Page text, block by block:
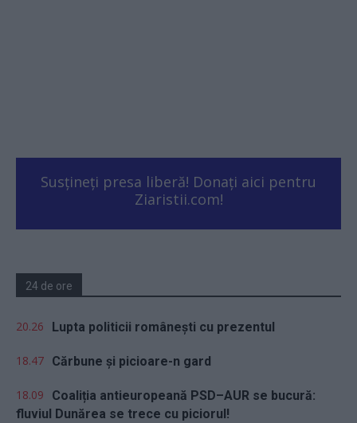
Susțineți presa liberă! Donați aici pentru
Ziaristii.com!
24 de ore
20.26 Lupta politicii românești cu prezentul
18.47 Cărbune și picioare-n gard
18.09
Coaliția antieuropeană PSD–AUR se bucură:
fluviul Dunărea se trece cu piciorul!